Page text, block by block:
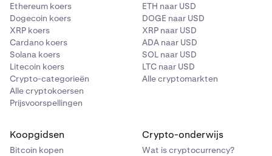
Ethereum koers
Dogecoin koers
XRP koers
Cardano koers
Solana koers
Litecoin koers
Crypto-categorieën
Alle cryptokoersen
Prijsvoorspellingen
ETH naar USD
DOGE naar USD
XRP naar USD
ADA naar USD
SOL naar USD
LTC naar USD
Alle cryptomarkten
Koopgidsen
Bitcoin kopen
Crypto-onderwijs
Wat is cryptocurrency?